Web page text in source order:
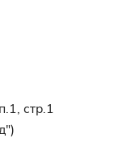
стр.1